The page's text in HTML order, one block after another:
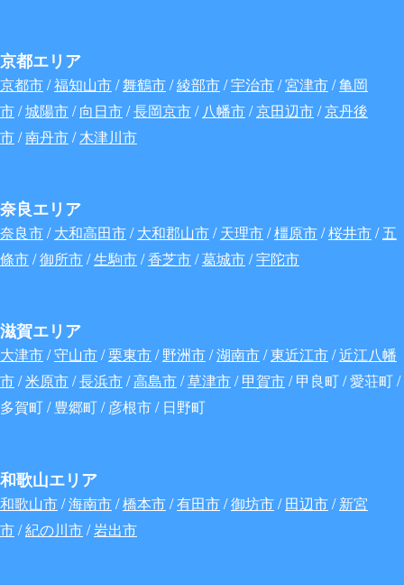
京都エリア
京都市/福知山市/舞鶴市/綾部市/宇治市/宮津市/亀岡
市/城陽市/向日市/長岡京市/ 八幡市/京田辺市/京丹後
市/南丹市/木津川市
奈良エリア
奈良市/大和高田市/大和郡山市/天理市/橿原市/桜井市/五
條市/御所市/生駒市/香芝市/葛城市/宇陀市
滋賀エリア
大津市/守山市/栗東市/野洲市/湖南市/東近江市/近江八幡
市/米原市/長浜市/高島市/草津市/甲賀市/ 甲良町 / 愛荘町 /
多賀町 / 豊郷町 / 彦根市 / 日野町
和歌山エリア
和歌山市/海南市/橋本市/有田市/御坊市/田辺市/新宮
市/紀の川市/岩出市